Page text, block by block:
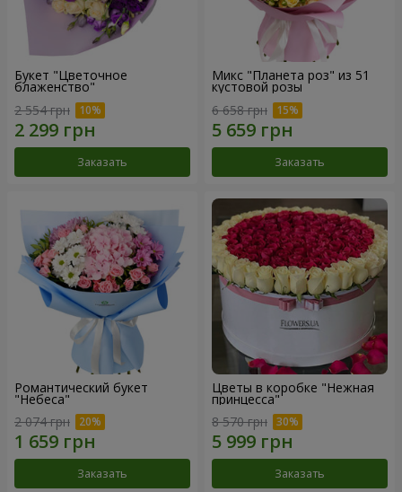
Букет "Цветочное
блаженство"
2 554 грн
Заказать
Микс "Планета роз" из 51
кустовой розы
6 658 грн
Заказать
Романтический букет
"Небеса"
2 074 грн
Заказать
Цветы в коробке "Нежная
принцесса"
8 570 грн
Заказать